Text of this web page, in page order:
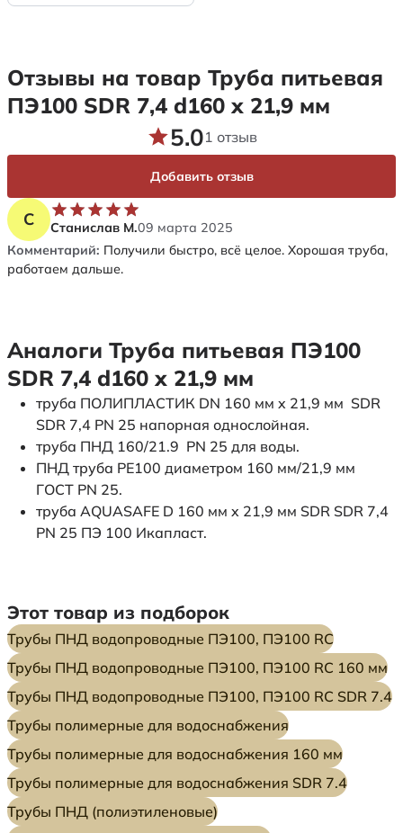
Отзывы на товар Труба питьевая
ПЭ100 SDR 7,4 d160 х 21,9 мм
С Станислав М.09 марта 2025
Комментарий: Получили быстро, всё целое. Хорошая труба,
работаем дальше.
5.01 отзыв
Добавить отзыв
Аналоги Труба питьевая ПЭ100
SDR 7,4 d160 х 21,9 мм
труба ПОЛИПЛАСТИК DN 160 мм x 21,9 мм SDR
SDR 7,4 PN 25 напорная однослойная.
труба ПНД 160/21.9 PN 25 для воды.
ПНД труба PE100 диаметром 160 мм/21,9 мм
ГОСТ PN 25.
труба AQUASAFE D 160 мм x 21,9 мм SDR SDR 7,4
PN 25 ПЭ 100 Икапласт.
Этот товар из подборок
Трубы ПНД водопроводные ПЭ100, ПЭ100 RC
Трубы ПНД водопроводные ПЭ100, ПЭ100 RC 160 мм
Трубы ПНД водопроводные ПЭ100, ПЭ100 RC SDR 7.4
Трубы полимерные для водоснабжения
Трубы полимерные для водоснабжения 160 мм
Трубы полимерные для водоснабжения SDR 7.4
Трубы ПНД (полиэтиленовые)